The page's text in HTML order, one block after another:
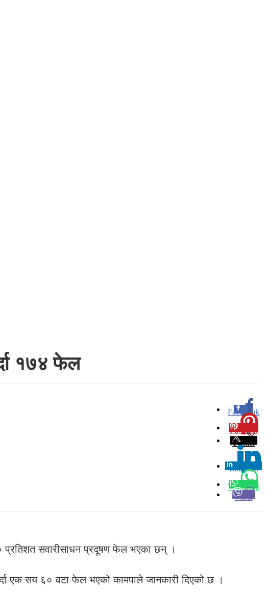
१७४ फेल
Facebook
0
Pinterest
Twitter
Linkedin
0
Whatsapp
Viber
प्रतिशत सवारीसाधन प्रदूषण फेल भएका छन् ।
एक सय ६० वटा फेल भएको कामपाले जानकारी दिएको छ ।